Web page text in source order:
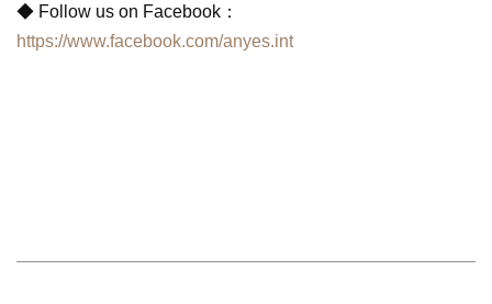
◆ Follow us on Facebook ：
https://www.facebook.com/anyes.int